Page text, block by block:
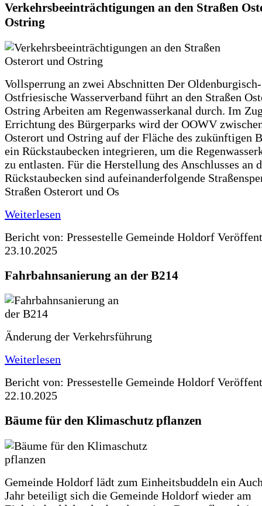
Verkehrsbeeinträchtigungen an den Straßen
Ostring
Vollsperrung an zwei Abschnitten Der Oldenburgisch-
Ostfriesische Wasserverband führt an den Straßen
Ostring Arbeiten am Regenwasserkanal durch. Im
Errichtung des Bürgerparks wird der OOWV
Osterort und Ostring auf der Fläche des zukünftigen
ein Rückstaubecken integrieren, um die
zu entlasten. Für die Herstellung des Anschlusses an
Rückstaubecken sind aufeinanderfolgende
Straßen Osterort und Os
Weiterlesen
Bericht von: Pressestelle Gemeinde Holdorf
23.10.2025
Fahrbahnsanierung an der B214
Änderung der Verkehrsführung
Weiterlesen
Bericht von: Pressestelle Gemeinde Holdorf
22.10.2025
Bäume für den Klimaschutz pflanzen
Gemeinde Holdorf lädt zum Einheitsbuddeln ein
Jahr beteiligt sich die Gemeinde Holdorf wieder am